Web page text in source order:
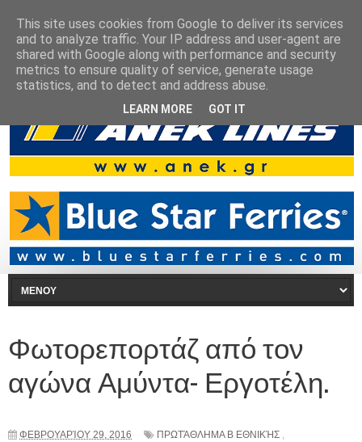
Φωτορεπορτάζ από τον
αγώνα Αμύντα- Εργοτέλη.
ΦΕΒΡΟΥΑΡΊΟΥ 29, 2016 ΠΡΩΤΆΘΛΗΜΑ Β ΕΘΝΙΚΉΣ ,
This site uses cookies from Google to deliver its services
and to analyze traffic. Your IP address and user-agent are
shared with Google along with performance and security
metrics to ensure quality of service, generate usage
statistics, and to detect and address abuse.
LEARN MORE GOT IT